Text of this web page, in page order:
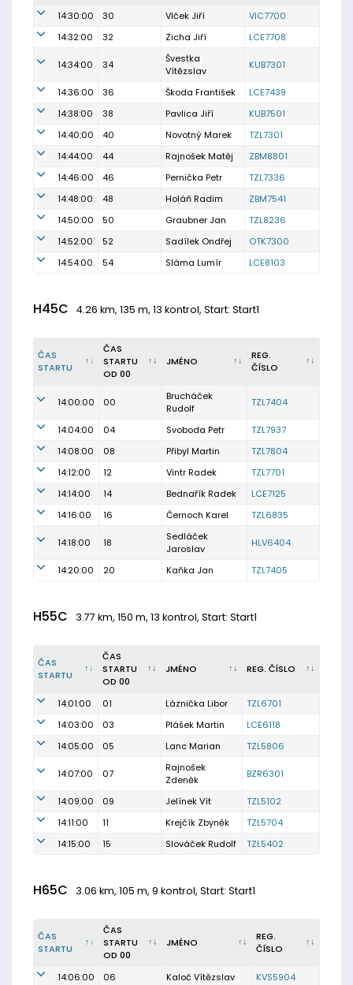
14:30:00
30 Vlček Jiří
VIC7700
14:32:00
32 Zicha Jiří LCE7708
14:34:00 34
Švestka
Vítězslav
KUB7301
14:36:00 36 Škoda František
LCE7439
14:38:00
38 Pavlica Jiří
KUB7501
14:40:00
40 Novotný Marek
TZL7301
14:44:00
44 Rajnošek Matěj
ZBM8801
14:46:00
46 Pernička Petr
TZL7336
14:48:00
48 Holáň Radim
ZBM7541
14:50:00
50 Graubner Jan
TZL8236
14:52:00
52 Sadílek Ondřej
OTK7300
14:54:00
54 Sláma Lumír LCE8103
H45C 4.26 km, 135 m, 13 kontrol, Start: Start1
ČAS
STARTU
ČAS
STARTU
OD 00
JMÉNO
REG.
ČÍSLO
14:00:00 00
Brucháček
Rudolf
TZL7404
14:04:00 04 Svoboda Petr
TZL7937
14:08:00
08 Přibyl Martin
TZL7804
14:12:00
12 Vintr Radek
TZL7701
14:14:00
14 Bednařík Radek
LCE7125
14:16:00
16 Černoch Karel TZL6835
14:18:00 18
Sedláček
Jaroslav
HLV6404
14:20:00 20 Kaňka Jan TZL7405
H55C 3.77 km, 150 m, 13 kontrol, Start: Start1
ČAS
STARTU
ČAS
STARTU
OD 00
JMÉNO REG. ČÍSLO
14:01:00 01 Láznička Libor
TZL6701
14:03:00
03 Plášek Martin
LCE6118
14:05:00
05 Lanc Marian TZL5806
14:07:00 07
Rajnošek
Zdeněk
BZR6301
14:09:00 09 Jelínek Vít
TZL5102
14:11:00
11 Krejčík Zbyněk
TZL5704
14:15:00
15 Slováček Rudolf TZL5402
H65C 3.06 km, 105 m, 9 kontrol, Start: Start1
ČAS
STARTU
ČAS
STARTU
OD 00
JMÉNO
REG.
ČÍSLO
14:06:00 06 Kaloč Vítězslav
KVS5904